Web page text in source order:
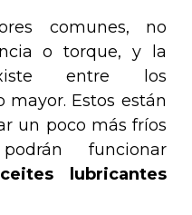
comunes, no
o torque, y la
entre los
Estos están
un poco más fríos
funcionar
lubricantes